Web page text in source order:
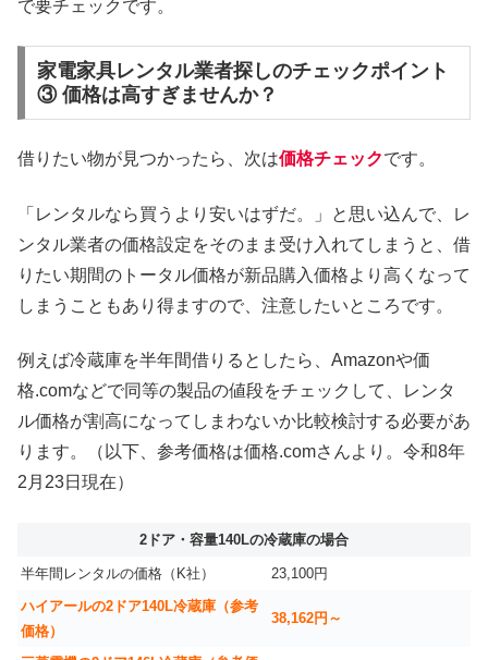
で要チェックです。
家電家具レンタル業者探しのチェックポイント
③ 価格は高すぎませんか？
借りたい物が見つかったら、次は価格チェックです。
「レンタルなら買うより安いはずだ。」と思い込んで、レ
ンタル業者の価格設定をそのまま受け入れてしまうと、借
りたい期間のトータル価格が新品購入価格より高くなって
しまうこともあり得ますので、注意したいところです。
例えば冷蔵庫を半年間借りるとしたら、Amazonや価
格.comなどで同等の製品の値段をチェックして、レンタ
ル価格が割高になってしまわないか比較検討する必要があ
ります。（以下、参考価格は価格.comさんより。令和8年
2月23日現在）
2ドア・容量140Lの冷蔵庫の場合
半年間レンタルの価格（K社）
23,100円
ハイアールの2ドア140L冷蔵庫（参考
価格）
38,162円～